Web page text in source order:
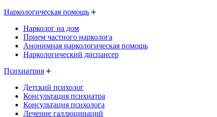
Наркологическая помощь
Нарколог на дом
Прием частного нарколога
Анонимная наркологическая помощь
Наркологический диспансер
Психиатрия
Детский психолог
Консультация психиатра
Консультация психолога
Лечение галлюцинаций